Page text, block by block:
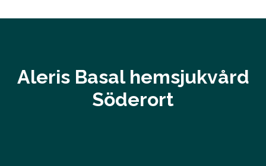
Aleris Basal hemsjukvård
Söderort